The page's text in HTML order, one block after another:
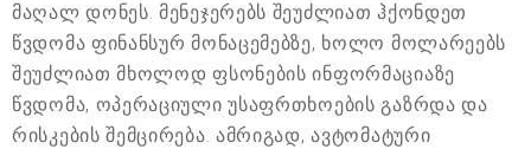
მაღალ დონეს. მენეჯერებს შეუძლიათ ჰქონდეთ
წვდომა ფინანსურ მონაცემებზე, ხოლო მოლარეებს
შეუძლიათ მხოლოდ ფსონების ინფორმაციაზე
წვდომა, ოპერაციული უსაფრთხოების გაზრდა და
რისკების შემცირება. ამრიგად, ავტომატური